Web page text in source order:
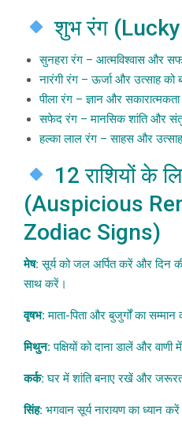
शुभ रंग
सुनहरा रंग – आत्मविश्वास और
नारंगी रंग – ऊर्जा और उत्साह को
पीला रंग – ज्ञान और
सफेद रंग – मानसिक शांति और
हल्का लाल रंग – साहस और उत्साह
12 राशियों के
(Auspicious
Zodiac Signs)
मेष: सूर्य को जल अर्पित करें और दिन
साथ करें।
वृषभ: माता-पिता और बुजुर्गों का
मिथुन: पक्षियों को दाना डालें और
कर्क: घर में शांति बनाए रखें और
सिंह: भगवान सूर्य नारायण का ध्यान